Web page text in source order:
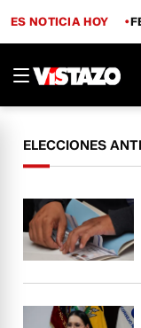
ES NOTICIA HOY
ELECCIONES